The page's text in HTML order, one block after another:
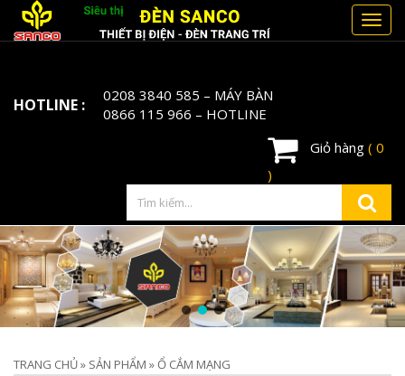
HOTLINE : 0208 3840 585 – MÁY BÀN
0866 115 966 – HOTLINE
Giỏ hàng ( 0
)
TRANG CHỦ» SẢN PHẨM »Ổ CẮM MẠNG